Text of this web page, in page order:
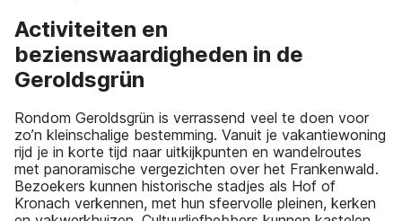
Activiteiten en
bezienswaardigheden in de
Geroldsgrün
Rondom Geroldsgrün is verrassend veel te doen voor
zo’n kleinschalige bestemming. Vanuit je vakantiewoning
rijd je in korte tijd naar uitkijkpunten en wandelroutes
met panoramische vergezichten over het Frankenwald.
Bezoekers kunnen historische stadjes als Hof of
Kronach verkennen, met hun sfeervolle pleinen, kerken